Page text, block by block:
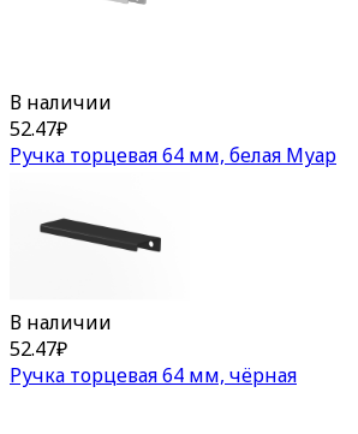
В наличии
52.47₽
Ручка торцевая 64 мм, белая Муар
В наличии
52.47₽
Ручка торцевая 64 мм, чёрная